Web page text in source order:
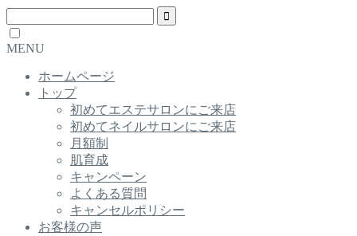
MENU
ホームページ
トップ
初めてエステサロンにご来店
初めてネイルサロンにご来店
月額制
肌育成
キャンペーン
よくある質問
キャンセルポリシー
お客様の声